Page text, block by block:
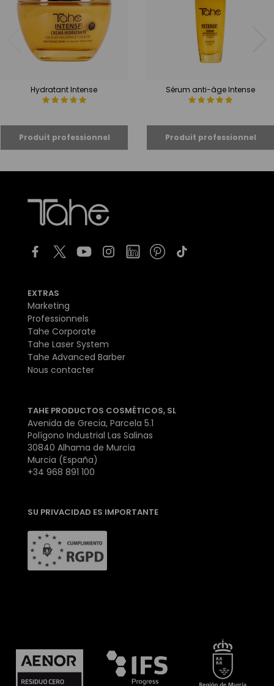
Hydratant Intense Sérum anti-âge Intense
EXTRAS
Marketing
Professionnels
Tahe Corporate
Tahe Laser System
Tahe Advanced Barber
Nous contacter
TAHE PRODUCTOS COSMÉTICOS, SL
Avenida de Grecia, Parcela 5.1
Polígono Industrial Las Salinas
30840 Alhama de Murcia
Murcia (España)
+34 968 891 100
SU PRIVACIDAD ES IMPORTANTE